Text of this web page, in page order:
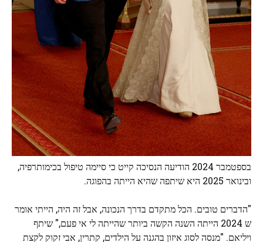
בספטמבר 2024 הודיעה הנסיכה קייט כי סיימה טיפול בכימותרפיה,
ובינואר 2025 היא שיתפה שהיא הייתה בהפוגה.
"הדברים טובים. הכל מתקדם בדרך הנכונה, אבל זה היה, הייתי אומר
ש 2024 הייתה השנה הקשה ביותר שהייתה לי אי פעם," שיתף
ויליאם. "מנסה לסוג איזון בהגנה על הילדים, קתרין, אבי זקוק לקצת